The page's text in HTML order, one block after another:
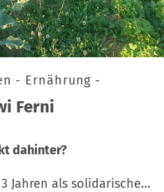
- Ernährung -
Ferni
dahinter?
Jahren als solidarische…